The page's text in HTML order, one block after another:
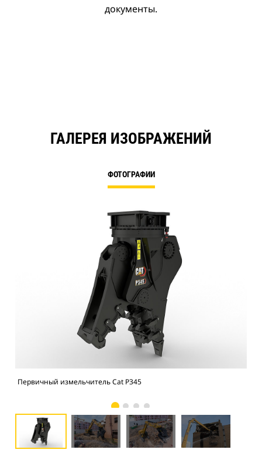
документы.
ГАЛЕРЕЯ ИЗОБРАЖЕНИЙ
ФОТОГРАФИИ
Первичный измельчитель Cat P345